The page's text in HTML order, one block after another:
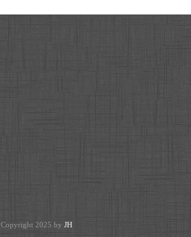
Copyright 2025 by JH